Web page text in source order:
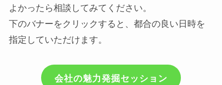
よかったら相談してみてください。
下のバナーをクリックすると、都合の良い日時を
指定していただけます。
会社の魅力発掘セッション